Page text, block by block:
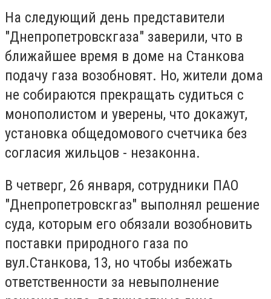
На следующий день представители
"Днепропетровскгаза" заверили, что в
ближайшее время в доме на Станкова
подачу газа возобновят. Но, жители дома
не собираются прекращать судиться с
монополистом и уверены, что докажут,
установка общедомового счетчика без
согласия жильцов - незаконна.
В четверг, 26 января, сотрудники ПАО
"Днепропетровскгаз" выполнял решение
суда, которым его обязали возобновить
поставки природного газа по
вул.Станкова, 13, но чтобы избежать
ответственности за невыполнение